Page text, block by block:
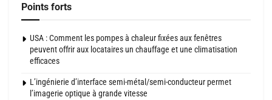
Points forts
USA : Comment les pompes à chaleur fixées aux fenêtres
peuvent offrir aux locataires un chauffage et une climatisation
efficaces
L’ingénierie d’interface semi-métal/semi-conducteur permet
l’imagerie optique à grande vitesse